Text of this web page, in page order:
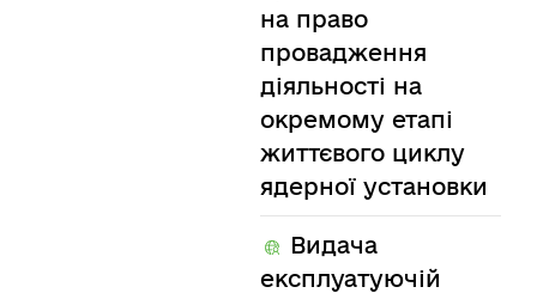
на право
провадження
діяльності на
окремому етапі
життєвого циклу
ядерної установки
Видача
експлуатуючій